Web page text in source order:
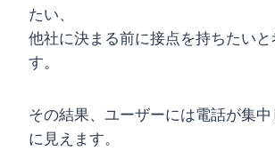
たい、
他社に決まる前に接点を持ちたい
す。
その結果、ユーザーには電話が集中
に見えます。